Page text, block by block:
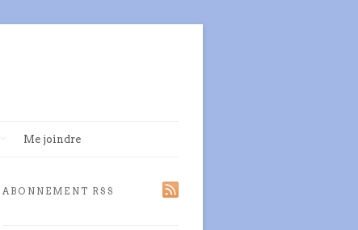
Me joindre
ABONNEMENT RSS